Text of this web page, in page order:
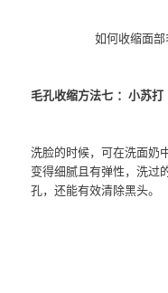
如何收缩面
毛孔收缩方法七 ：小苏打
洗脸的时候，可在洗面奶
变得细腻且有弹性，洗过
孔，还能有效清除黑头。